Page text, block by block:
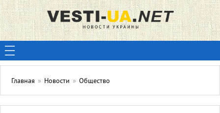
Главная » Новости » Общество